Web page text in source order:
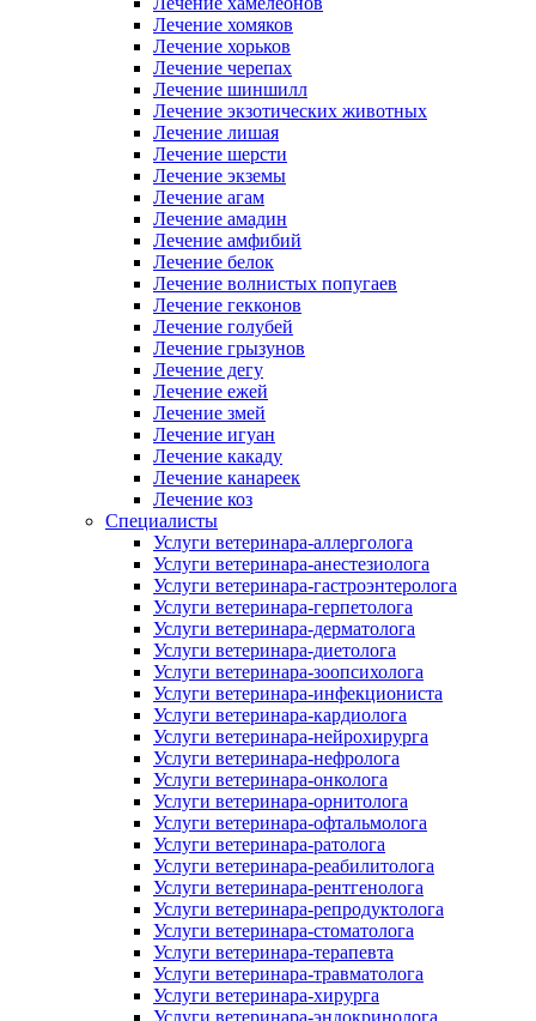
Лечение хомяков
Лечение хорьков
Лечение черепах
Лечение шиншилл
Лечение экзотических животных
Лечение лишая
Лечение шерсти
Лечение экземы
Лечение агам
Лечение амадин
Лечение амфибий
Лечение белок
Лечение волнистых попугаев
Лечение гекконов
Лечение голубей
Лечение грызунов
Лечение дегу
Лечение ежей
Лечение змей
Лечение игуан
Лечение какаду
Лечение канареек
Лечение коз
Специалисты
Услуги ветеринара-аллерголога
Услуги ветеринара-анестезиолога
Услуги ветеринара-гастроэнтеролога
Услуги ветеринара-герпетолога
Услуги ветеринара-дерматолога
Услуги ветеринара-диетолога
Услуги ветеринара-зоопсихолога
Услуги ветеринара-инфекциониста
Услуги ветеринара-кардиолога
Услуги ветеринара-нейрохирурга
Услуги ветеринара-нефролога
Услуги ветеринара-онколога
Услуги ветеринара-орнитолога
Услуги ветеринара-офтальмолога
Услуги ветеринара-ратолога
Услуги ветеринара-реабилитолога
Услуги ветеринара-рентгенолога
Услуги ветеринара-репродуктолога
Услуги ветеринара-стоматолога
Услуги ветеринара-терапевта
Услуги ветеринара-травматолога
Услуги ветеринара-хирурга
Услуги ветеринара-эндокринолога